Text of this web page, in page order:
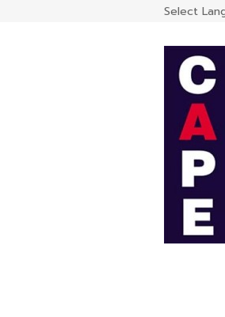
Select